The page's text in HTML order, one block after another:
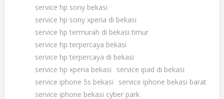
service hp sony bekasi
service hp sony xperia di bekasi
service hp termurah di bekasi timur
service hp terpercaya bekasi
service hp terpercaya di bekasi
service hp xperia bekasi
service ipad di bekasi
service iphone 5s bekasi
service iphone bekasi barat
service iphone bekasi cyber park